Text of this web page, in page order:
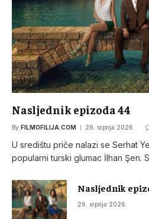
Nasljednik epizoda 44
By FILMOFILIJA.COM 26. srpnja 2026.
U središtu priče nalazi se Serhat
popularni turski glumac İlhan Şen.
Nasljednik
26. srpnja 2026.